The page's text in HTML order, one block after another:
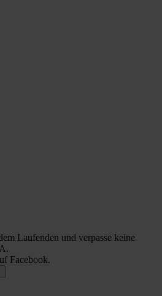
Laufenden und verpasse keine
Facebook.